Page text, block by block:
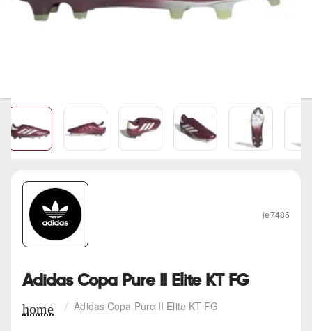
h
Adidas Copa Pure II Elite KT FG
Adidas Copa Pure II Elite KT FG
ie7485